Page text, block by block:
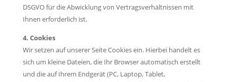
DSGVO für die Abwicklung von Vertragsverhältnissen mit
Ihnen erforderlich ist.
4. Cookies
Wir setzen auf unserer Seite Cookies ein. Hierbei handelt es
sich um kleine Dateien, die Ihr Browser automatisch erstellt
und die auf Ihrem Endgerät (PC, Laptop, Tablet,